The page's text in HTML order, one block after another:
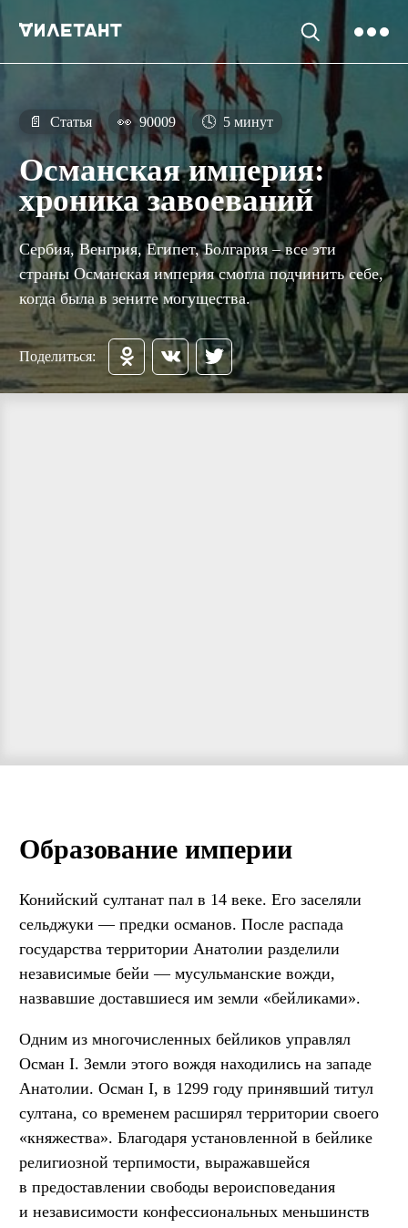
📄 Статья 👀 90009 🕓 5 минут
Османская империя:
хроника завоеваний
Сербия, Венгрия, Египет, Болгария – все эти
страны Османская империя смогла подчинить себе,
когда была в зените могущества.
Поделиться:
Образование империи
Конийский султанат пал в 14 веке. Его заселяли
сельджуки — предки османов. После распада
государства территории Анатолии разделили
независимые бейи — мусульманские вожди,
назвавшие доставшиеся им земли «бейликами».
Одним из многочисленных бейликов управлял
Осман I. Земли этого вождя находились на западе
Анатолии. Осман I, в 1299 году принявший титул
султана, со временем расширял территории своего
«княжества». Благодаря установленной в бейлике
религиозной терпимости, выражавшейся
в предоставлении свободы вероисповедания
и независимости конфессиональных меньшинств